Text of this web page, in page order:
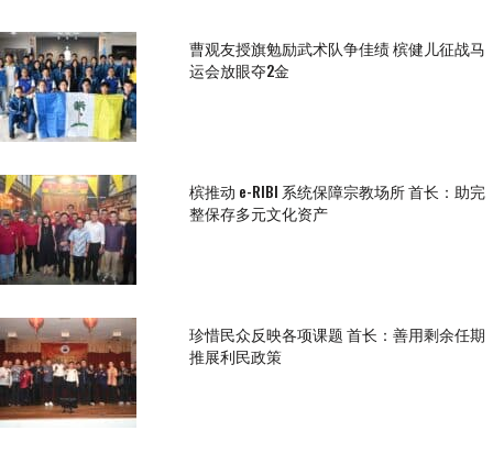
曹观友授旗勉励武术队争佳绩 槟健儿征战马
运会放眼夺2金
槟推动 e-RIBI 系统保障宗教场所 首长：助完
整保存多元文化资产
珍惜民众反映各项课题 首长：善用剩余任期
推展利民政策